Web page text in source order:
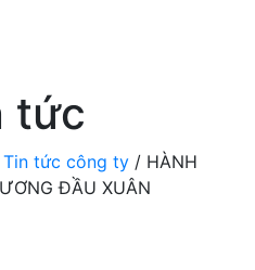
tức
Tin tức công ty / HÀNH
ĐẦU XUÂN